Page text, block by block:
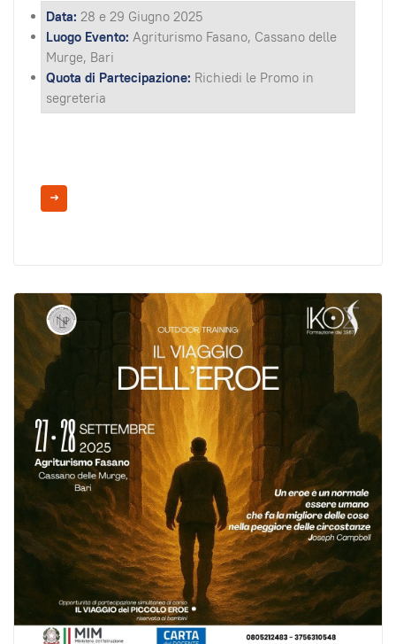
Data: 28 e 29 Giugno 2025
Luogo Evento: Agriturismo Fasano, Cassano delle
Murge, Bari
Quota di Partecipazione: Richiedi le Promo in
segreteria